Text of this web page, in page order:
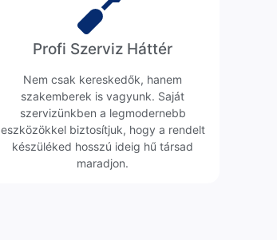
Profi Szerviz Háttér
Nem csak kereskedők, hanem
szakemberek is vagyunk. Saját
szervizünkben a legmodernebb
eszközökkel biztosítjuk, hogy a rendelt
készüléked hosszú ideig hű társad
maradjon.